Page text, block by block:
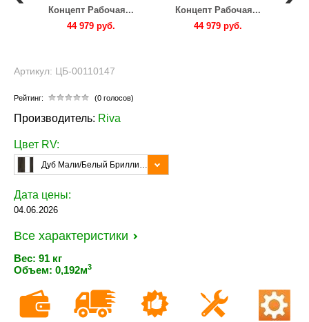
Концепт Рабочая...
44 979 руб.
Концепт Рабочая...
44 979 руб.
Артикул: ЦБ-00110147
Рейтинг: (0 голосов)
Производитель: Riva
Цвет RV:
Дуб Мали/Белый Бриллиант/Металл Белый
Дата цены:
04.06.2026
Все характеристики
Вес: 91 кг
Объем: 0,192м3